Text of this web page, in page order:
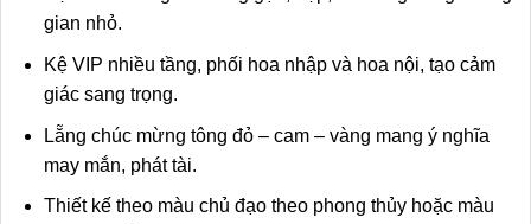
gian nhỏ.
Kệ VIP nhiều tầng, phối hoa nhập và hoa nội, tạo cảm
giác sang trọng.
Lẵng chúc mừng tông đỏ – cam – vàng mang ý nghĩa
may mắn, phát tài.
Thiết kế theo màu chủ đạo theo phong thủy hoặc màu